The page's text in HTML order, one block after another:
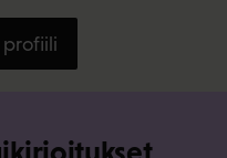
profiili